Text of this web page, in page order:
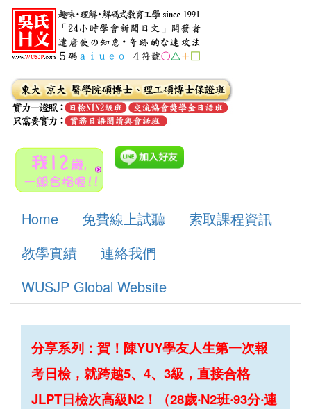
Home 免費線上試聽
索取課程資訊
教學實績
連絡我們
WUSJP Global Website
分享系列：賀！陳YUY學友人生第一次報
考日檢，就跨越5、4、3級，直接合格
JLPT日檢次高級N2！（28歲‧N2班‧93分‧連